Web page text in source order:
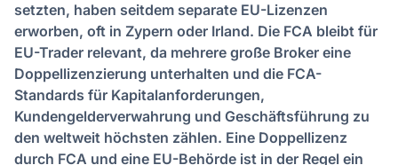
setzten, haben seitdem separate EU-Lizenzen
erworben, oft in Zypern oder Irland. Die FCA bleibt für
EU-Trader relevant, da mehrere große Broker eine
Doppellizenzierung unterhalten und die FCA-
Standards für Kapitalanforderungen,
Kundengelderverwahrung und Geschäftsführung zu
den weltweit höchsten zählen. Eine Doppellizenz
durch FCA und eine EU-Behörde ist in der Regel ein